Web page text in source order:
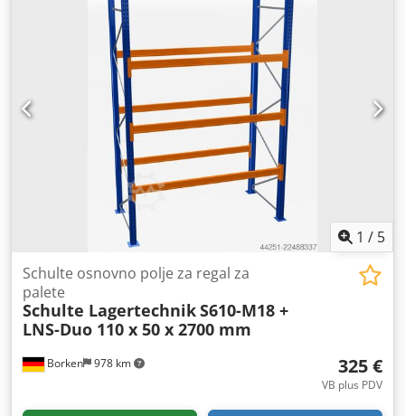
1 / 5
Borken 978 km
Schulte osnovno polje za regal za
palete
Schulte LagertechnikS610-M18 +
LNS-Duo 110 x 50 x 2700 mm
325 €
VB plus PDV